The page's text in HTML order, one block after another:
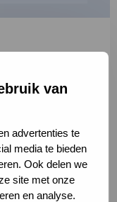
van
advertenties te
media te bieden
Ook delen we
site met onze
en analyse.